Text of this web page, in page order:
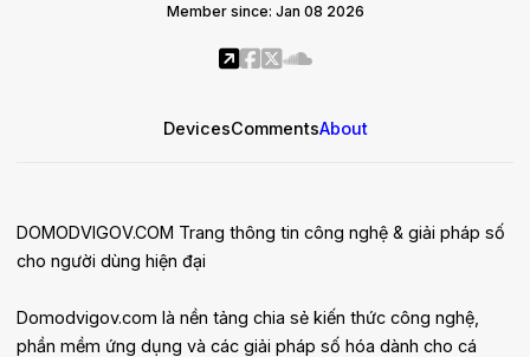
Member since: Jan 08 2026
DevicesCommentsAbout
DOMODVIGOV.COM Trang thông tin công nghệ & giải pháp số
cho người dùng hiện đại
Domodvigov.com là nền tảng chia sẻ kiến thức công nghệ,
phần mềm ứng dụng và các giải pháp số hóa dành cho cá